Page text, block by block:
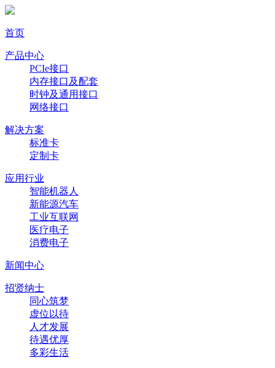
首页
产品中心
PCIe接口
内存接口及配套
时钟及通用接口
网络接口
解决方案
标准卡
定制卡
应用行业
智能机器人
新能源汽车
工业互联网
医疗电子
消费电子
新闻中心
招贤纳士
同心筑梦
虚位以待
人才发展
待遇优厚
多彩生活